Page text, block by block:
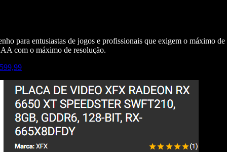
para entusiastas de jogos e profissionais que exigem o máximo
com o máximo de resolução.